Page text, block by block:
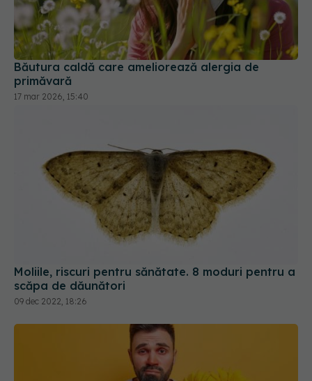
Băutura caldă care ameliorează alergia de
primăvară
17 mar 2026, 15:40
Moliile, riscuri pentru sănătate. 8 moduri pentru a
scăpa de dăunători
09 dec 2022, 18:26